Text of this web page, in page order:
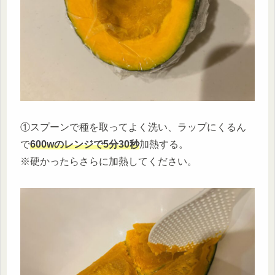
①スプーンで種を取ってよく洗い、ラップにくるん
で600wのレンジで5分30秒加熱する。
※硬かったらさらに加熱してください。